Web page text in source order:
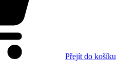
Přejít do košíku